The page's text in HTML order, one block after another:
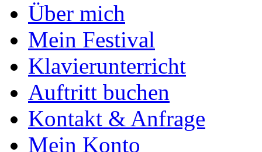
Über mich
Mein Festival
Klavierunterricht
Auftritt buchen
Kontakt & Anfrage
Mein Konto